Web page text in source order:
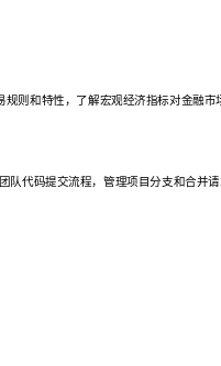
则和特性，了解宏观经济指标对金融
队代码提交流程，管理项目分支和合并